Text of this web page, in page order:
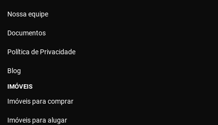
Nossa equipe
Documentos
Política de Privacidade
Blog
IMÓVEIS
Imóveis para comprar
Imóveis para alugar